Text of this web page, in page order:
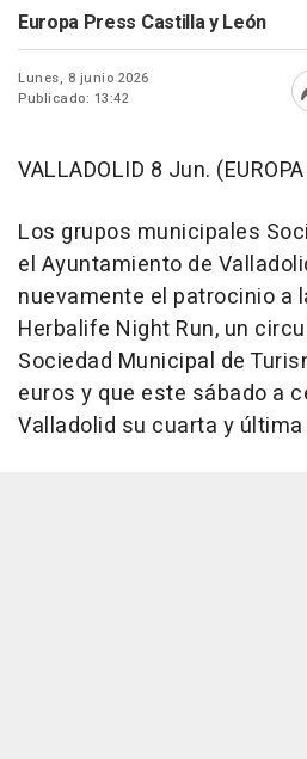
Europa Press Castilla y León
Lunes, 8 junio 2026
Publicado: 13:42
VALLADOLID 8 Jun.
Los grupos municipales
el Ayuntamiento de
nuevamente el patrocinio a
Herbalife Night Run, un
Sociedad Municipal de
euros y que este sábado a
Valladolid su cuarta y